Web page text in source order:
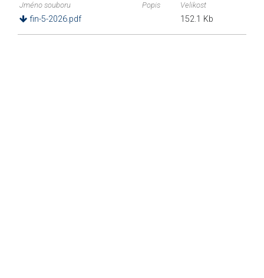
Jméno souboru Popis Velikost
fin-5-2026.pdf 152.1 Kb